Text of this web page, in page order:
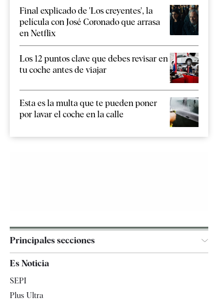
Final explicado de 'Los creyentes', la
película con José Coronado que arrasa
en Netflix
Los 12 puntos clave que debes revisar en
tu coche antes de viajar
Esta es la multa que te pueden poner
por lavar el coche en la calle
Principales secciones
España
Es Noticia
SEPI
Plus Ultra